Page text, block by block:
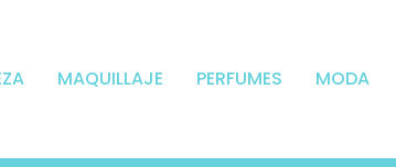
MAQUILLAJE PERFUMES MODA